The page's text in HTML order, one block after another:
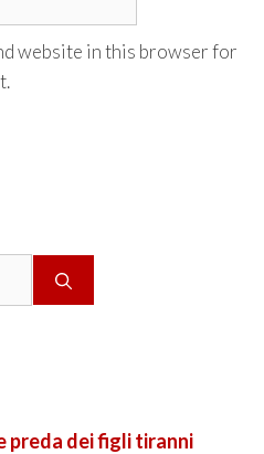
website in this browser for
preda dei figli tiranni